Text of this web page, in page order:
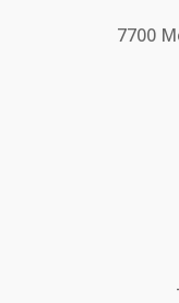
7700